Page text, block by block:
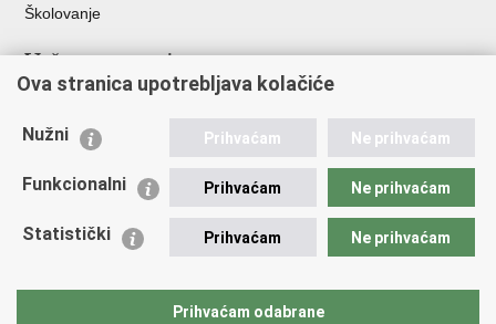
Školovanje
Važne poveznice
Ministarstvo unutarnjih poslova
Udruge
Policijska akademija
Zaklada policijske solidarnosti
Vučetić"
Ova stranica upotrebljava kolačiće
Nužni Prihvaćam Ne prihvaćam
Funkcionalni Prihvaćam Ne prihvaćam
Statistički Prihvaćam Ne prihvaćam
Prihvaćam odabrane